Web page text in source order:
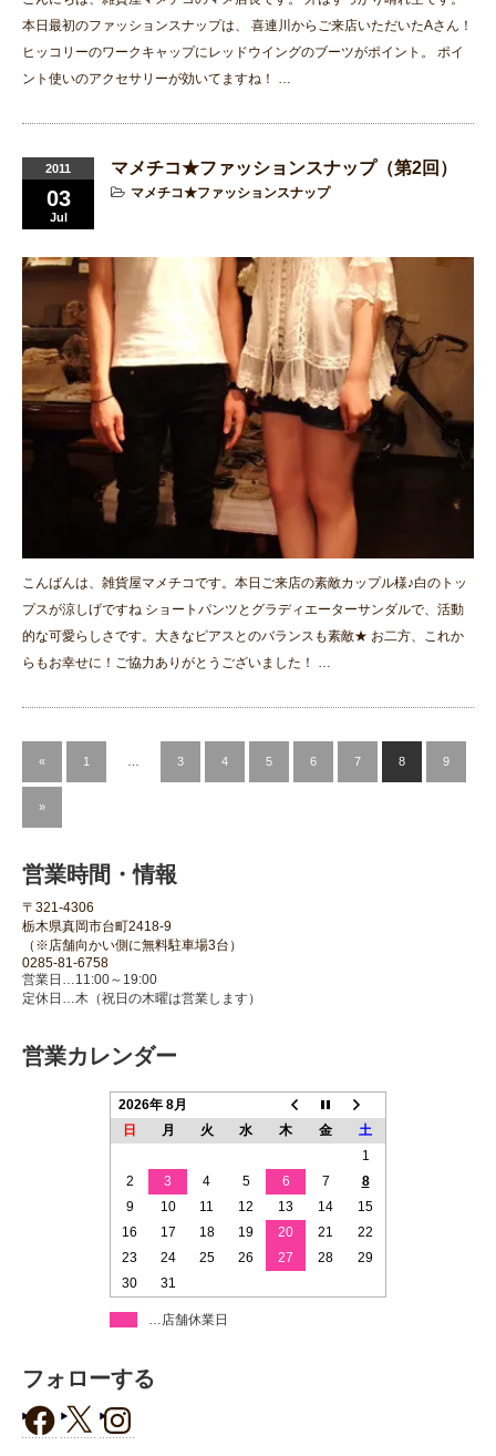
本日最初のファッションスナップは、 喜連川からご来店いただいたAさん！
ヒッコリーのワークキャップにレッドウイングのブーツがポイント。 ポイ
ント使いのアクセサリーが効いてますね！ …
2011
03
Jul
マメチコ★ファッションスナップ（第2回）
マメチコ★ファッションスナップ
こんばんは、雑貨屋マメチコです。本日ご来店の素敵カップル様♪白のトッ
プスが涼しげですね ショートパンツとグラディエーターサンダルで、活動
的な可愛らしさです。大きなピアスとのバランスも素敵★ お二方、これか
らもお幸せに！ご協力ありがとうございました！ …
« 1 3 4 5 6 7 8 9
»
営業時間・情報
〒321-4306
栃木県真岡市台町2418-9
（※店舗向かい側に無料駐車場3台）
0285-81-6758
営業日…11:00～19:00
定休日…木（祝日の木曜は営業します）
営業カレンダー
2026年 8月
日
月 火 水 木 金
土
1
2
3 4 5 6 7
8
9
10 11 12 13 14
15
16
17 18 19 20 21
22
23
24 25 26 27 28
29
30
31
…店舗休業日
フォローする